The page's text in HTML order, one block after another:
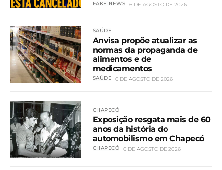
FAKE NEWS 6 DE AGOSTO DE 2026
SAÚDE
Anvisa propõe atualizar as
normas da propaganda de
alimentos e de
medicamentos
SAÚDE 6 DE AGOSTO DE 2026
CHAPECÓ
Exposição resgata mais de 60
anos da história do
automobilismo em Chapecó
CHAPECÓ 6 DE AGOSTO DE 2026